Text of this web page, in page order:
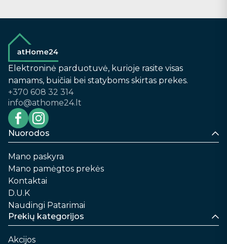
Elektroninė parduotuvė, kurioje rasite visas
namams, buičiai bei statyboms skirtas prekes.
+370 608 32 314
info@athome24.lt
Nuorodos
Mano paskyra
Mano pamėgtos prekės
Kontaktai
D.U.K
Naudingi Patarimai
Prekių kategorijos
Akcijos